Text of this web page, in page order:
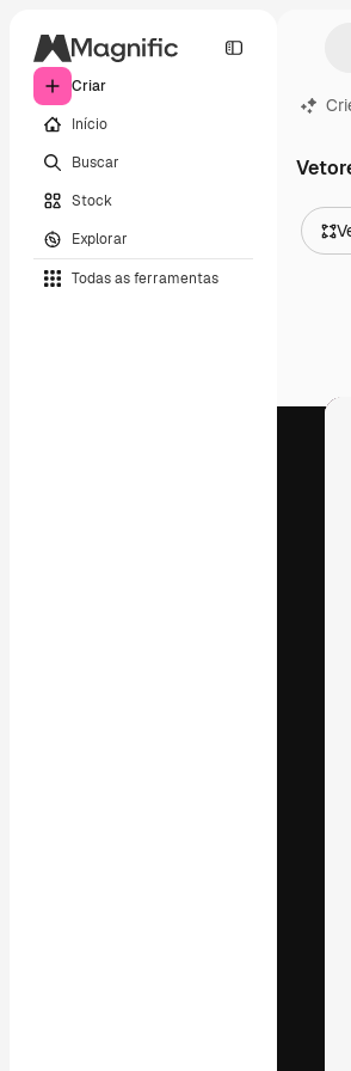
Criar
Início
Buscar
Stock
Explorar
Todas as ferramentas
Vídeos